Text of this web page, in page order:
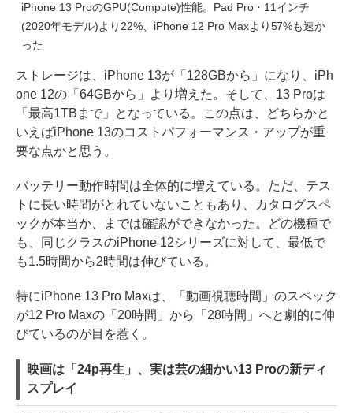
iPhone 13 ProのGPU(Compute)性能。Pad Pro・11インチ
(2020年モデル)より22%、iPhone 12 Pro Maxより57%も速か
った
ストレージは、iPhone 13が「128GBから」になり、iPh
one 12の「64GBから」より増えた。そして、13 Proは
「最高1TBまで」となっている。この点は、どちらかと
いえばiPhone 13のコストパフォーマンス・アップが重
要な点かと思う。
バッテリー動作時間は全体的に増えている。ただ、テス
トに長い時間がとれていないこともあり、カタログスペ
ックが本当か、までは確認ができなかった。どの機種で
も、同じクラスのiPhone 12シリーズに対して、最低で
も1.5時間から2時間は伸びている。
特にiPhone 13 Pro Maxは、「動画視聴時間」のスペック
が12 Pro Maxの「20時間」から「28時間」へと劇的に伸
びているのが目を惹く。
映画は「24p再生」、実は芸の細かい13 Proの新ディ
スプレイ